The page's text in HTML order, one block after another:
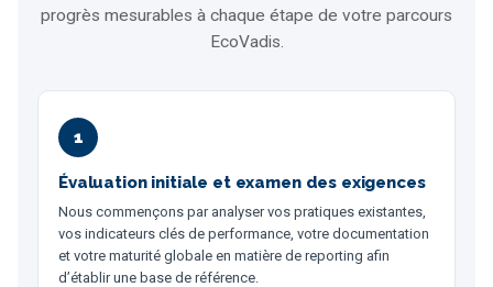
progrès mesurables à chaque étape de votre parcours
EcoVadis.
1
Évaluation initiale et examen des exigences
Nous commençons par analyser vos pratiques existantes,
vos indicateurs clés de performance, votre documentation
et votre maturité globale en matière de reporting afin
d’établir une base de référence.